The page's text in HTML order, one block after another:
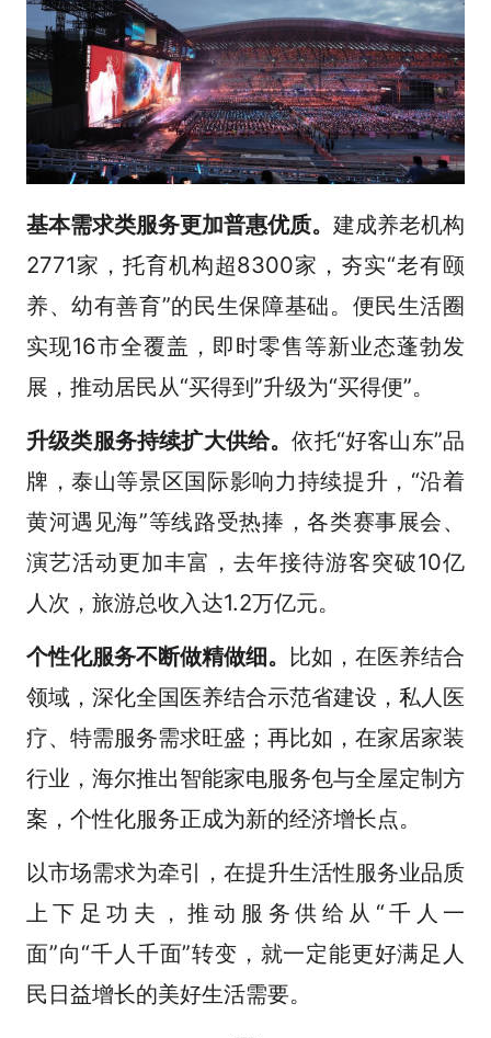
基本需求类服务更加普惠优质。建成养老机构
2771家，托育机构超8300家，夯实“老有颐
养、幼有善育”的民生保障基础。便民生活圈
实现16市全覆盖，即时零售等新业态蓬勃发
展，推动居民从“买得到”升级为“买得便”。
升级类服务持续扩大供给。依托“好客山东”品
牌，泰山等景区国际影响力持续提升，“沿着
黄河遇见海”等线路受热捧，各类赛事展会、
演艺活动更加丰富，去年接待游客突破10亿
人次，旅游总收入达1.2万亿元。
个性化服务不断做精做细。 比如，在医养结合
领域，深化全国医养结合示范省建设，私人医
疗、特需服务需求旺盛；再比如，在家居家装
行业，海尔推出智能家电服务包与全屋定制方
案，个性化服务正成为新的经济增长点。
以市场需求为牵引，在提升生活性服务业品质
上下足功夫，推动服务供给从“千人一
面”向“千人千面”转变，就一定能更好满足人
民日益增长的美好生活需要。